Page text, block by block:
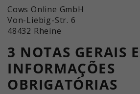
Cows Online GmbH
Von-Liebig-Str. 6
48432 Rheine
3 NOTAS GERAIS E
INFORMAÇÕES
OBRIGATÓRIAS